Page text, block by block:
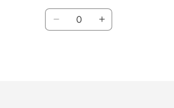
Cantidad
Reducir
Aumentar